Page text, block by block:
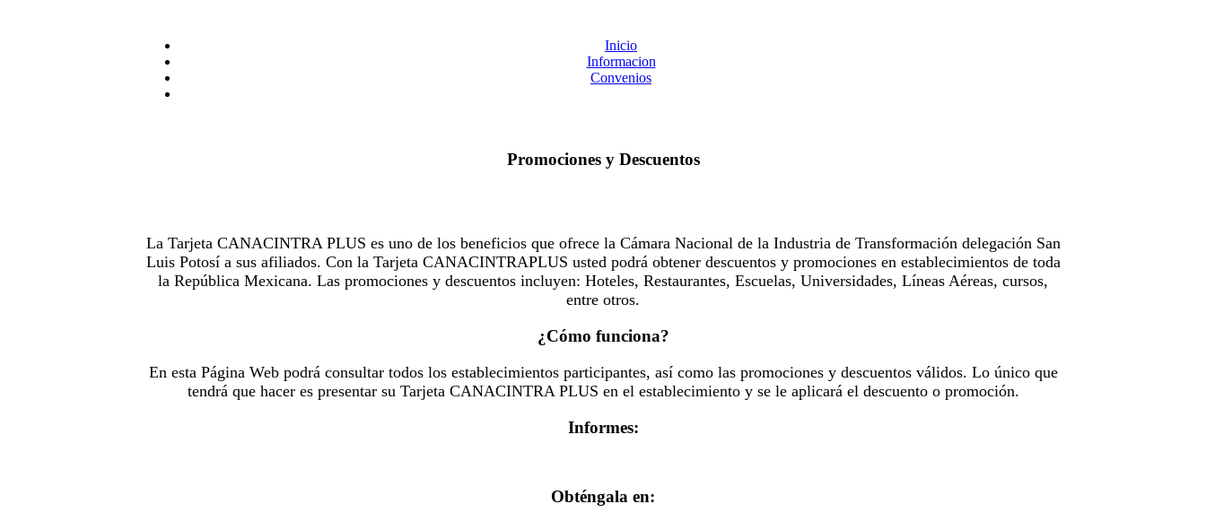
Inicio
Informacion
Convenios
Promociones y Descuentos
La Tarjeta CANACINTRA PLUS es uno de los beneficios que ofrece la Cámara Nacional de la Industria de Transformación delegación San
Luis Potosí a sus afiliados. Con la Tarjeta CANACINTRAPLUS usted podrá obtener descuentos y promociones en establecimientos de toda
la República Mexicana. Las promociones y descuentos incluyen: Hoteles, Restaurantes, Escuelas, Universidades, Líneas Aéreas, cursos,
entre otros.
¿Cómo funciona?
En esta Página Web podrá consultar todos los establecimientos participantes, así como las promociones y descuentos válidos. Lo único que
tendrá que hacer es presentar su Tarjeta CANACINTRA PLUS en el establecimiento y se le aplicará el descuento o promoción.
Informes:
Obténgala en: